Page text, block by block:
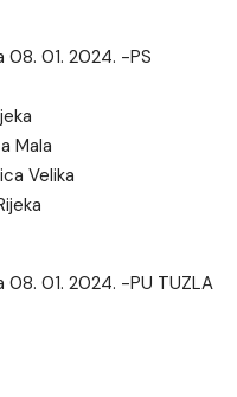
08. 01. 2024. -PS
Mala
Velika
08. 01. 2024. -PU TUZLA